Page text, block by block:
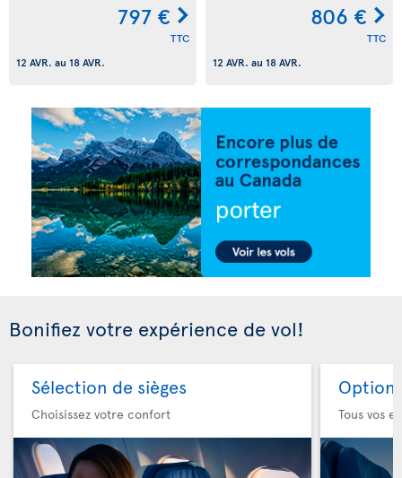
797 €
TTC
12 AVR. au 18 AVR.
806 €
TTC
12 AVR. au 18 AVR.
Bonifiez votre expérience de vol!
Sélection de sièges
Choisissez votre confort
Option
Tous vos